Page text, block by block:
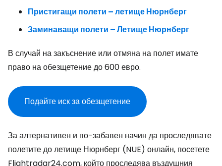
Пристигащи полети – летище Нюрнберг
Заминаващи полети – Летище Нюрнберг
В случай на закъснение или отмяна на полет имате
право на обезщетение до 600 евро.
Подайте иск за обезщетение
За алтернативен и по-забавен начин да проследявате
полетите до летище Нюрнберг (NUE) онлайн, посетете
Flightradar24.com, който проследява въздушния